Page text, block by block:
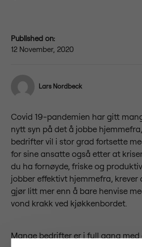
Published on:
12 November, 2020
Lars Nordbeck
Covid 19-pandemien har gitt
nytt syn på det å jobbe
bedrifter vil i stor grad fortsette
for sine ansatte også etter at
du ha fornøyde, friske og
jobber effektivt hjemmefra, krever
gjør litt mer enn å bare henvise
vond krakk ved kjøkkenbordet.
Mange bedrifter er i full gang med